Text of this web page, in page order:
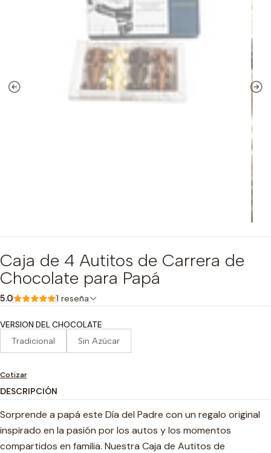
Caja de 4 Autitos de Carrera de
Chocolate para Papá
5.0 1 reseña
VERSION DEL CHOCOLATE
Tradicional Sin Azúcar
Cotizar
DESCRIPCIÓN
Sorprende a papá este Día del Padre con un regalo original
inspirado en la pasión por los autos y los momentos
compartidos en familia. Nuestra Caja de Autitos de